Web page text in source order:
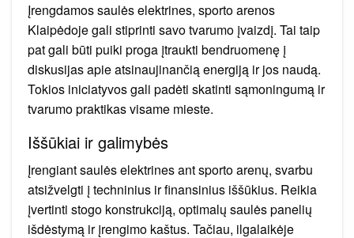
Įrengdamos saulės elektrines, sporto arenos
Klaipėdoje gali stiprinti savo tvarumo įvaizdį. Tai taip
pat gali būti puiki proga įtraukti bendruomenę į
diskusijas apie atsinaujinančią energiją ir jos naudą.
Tokios iniciatyvos gali padėti skatinti sąmoningumą ir
tvarumo praktikas visame mieste.
Iššūkiai ir galimybės
Įrengiant saulės elektrines ant sporto arenų, svarbu
atsižvelgti į techninius ir finansinius iššūkius. Reikia
įvertinti stogo konstrukciją, optimalų saulės panelių
išdėstymą ir įrengimo kaštus. Tačiau, ilgalaikėje